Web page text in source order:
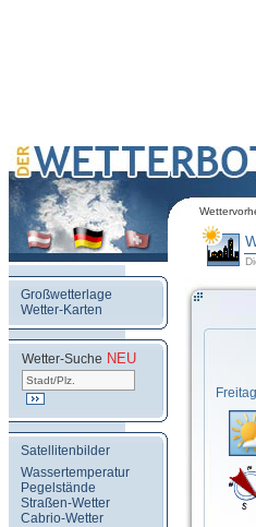
Großwetterlage
Wetter-Karten
Wetter-Suche NEU
Satellitenbilder
Wassertemperatur
Pegelstände
Straßen-Wetter
Cabrio-Wetter